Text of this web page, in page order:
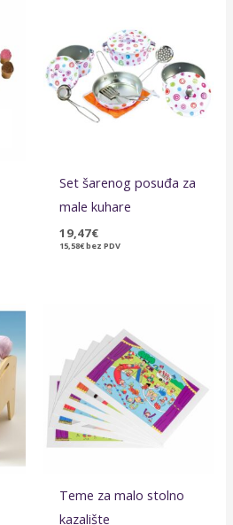
Set šarenog posuđa za
male kuhare
19,47€
15,58€bez PDV
Teme za malo stolno
kazalište